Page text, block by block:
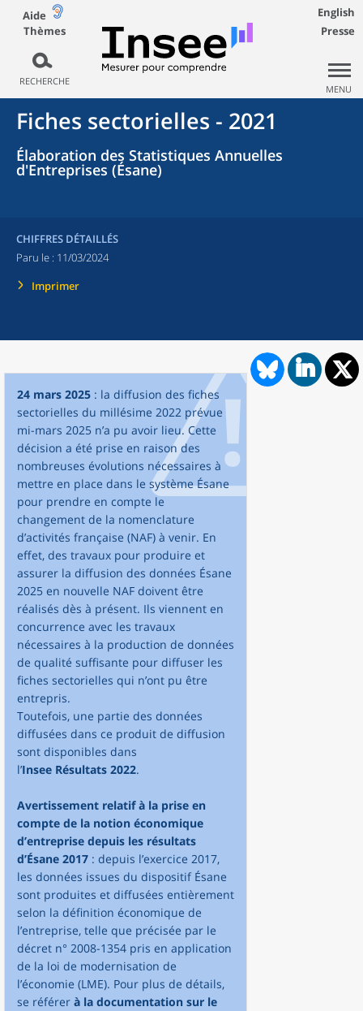
Aide
Thèmes
RECHERCHE
English
Presse
MENU
Fiches sectorielles - 2021
Élaboration des Statistiques Annuelles
d'Entreprises (Ésane)
CHIFFRES DÉTAILLÉS
Paru le : 11/03/2024
Imprimer
24 mars 2025 : la diffusion des fiches
sectorielles du millésime 2022 prévue
mi-mars 2025 n’a pu avoir lieu. Cette
décision a été prise en raison des
nombreuses évolutions nécessaires à
mettre en place dans le système Ésane
pour prendre en compte le
changement de la nomenclature
d’activités française (NAF) à venir. En
effet, des travaux pour produire et
assurer la diffusion des données Ésane
2025 en nouvelle NAF doivent être
réalisés dès à présent. Ils viennent en
concurrence avec les travaux
nécessaires à la production de données
de qualité suffisante pour diffuser les
fiches sectorielles qui n’ont pu être
entrepris.
Toutefois, une partie des données
diffusées dans ce produit de diffusion
sont disponibles dans
l’Insee Résultats 2022.
Avertissement relatif à la prise en
compte de la notion économique
d’entreprise depuis les résultats
d’Ésane 2017 : depuis l’exercice 2017,
les données issues du dispositif Ésane
sont produites et diffusées entièrement
selon la définition économique de
l’entreprise, telle que précisée par le
décret n° 2008-1354 pris en application
de la loi de modernisation de
l’économie (LME). Pour plus de détails,
se référer à la documentation sur le